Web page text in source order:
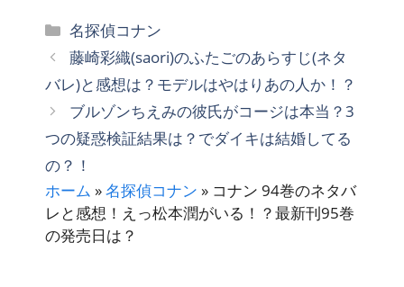
カ
テ
リ
ー
名探偵コナン
藤崎彩織(saori)のふたごのあらすじ(ネタ
バレ)と感想は？モデルはやはりあの人か！？
ブルゾンちえみの彼氏がコージは本当？3
つの疑惑検証結果は？でダイキは結婚してる
の？！
ホーム »名探偵コナン » コナン 94巻のネタバ
レと感想！えっ松本潤がいる！？最新刊95巻
の発売日は？